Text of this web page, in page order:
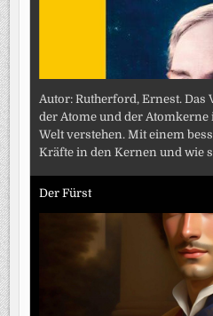
Autor: Rutherford, Ernest. Das
der Atome und der Atomkerne
Welt verstehen. Mit einem
Kräfte in den Kernen und wie
Der Fürst